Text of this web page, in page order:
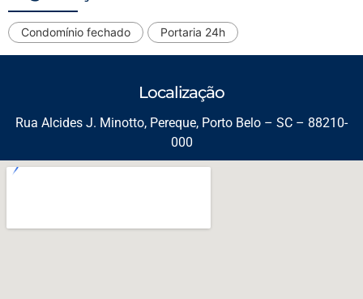
Condomínio fechado Portaria 24h
Localização
Rua Alcides J. Minotto, Pereque, Porto Belo – SC – 88210-
000